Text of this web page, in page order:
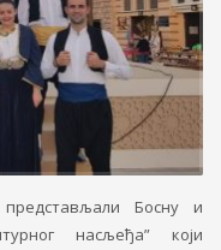
представљали Босну и
насљеђа” који